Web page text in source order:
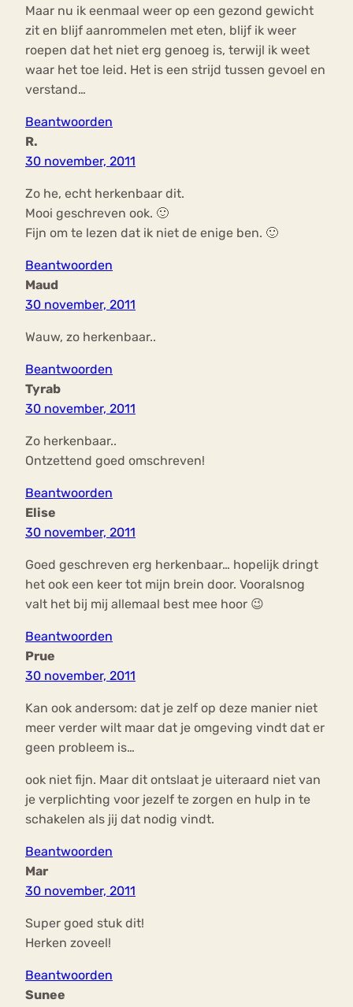
Maar nu ik eenmaal weer op een gezond gewicht
zit en blijf aanrommelen met eten, blijf ik weer
roepen dat het niet erg genoeg is, terwijl ik weet
waar het toe leid. Het is een strijd tussen gevoel en
verstand…
Beantwoorden
R.
30 november, 2011
Zo he, echt herkenbaar dit.
Mooi geschreven ook. 🙂
Fijn om te lezen dat ik niet de enige ben. 🙂
Beantwoorden
Maud
30 november, 2011
Wauw, zo herkenbaar..
Beantwoorden
Tyrab
30 november, 2011
Zo herkenbaar..
Ontzettend goed omschreven!
Beantwoorden
Elise
30 november, 2011
Goed geschreven erg herkenbaar… hopelijk dringt
het ook een keer tot mijn brein door. Vooralsnog
valt het bij mij allemaal best mee hoor 😉
Beantwoorden
Prue
30 november, 2011
Kan ook andersom: dat je zelf op deze manier niet
meer verder wilt maar dat je omgeving vindt dat er
geen probleem is…
ook niet fijn. Maar dit ontslaat je uiteraard niet van
je verplichting voor jezelf te zorgen en hulp in te
schakelen als jij dat nodig vindt.
Beantwoorden
Mar
30 november, 2011
Super goed stuk dit!
Herken zoveel!
Beantwoorden
Sunee